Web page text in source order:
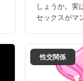
しょうか。実
セックスがマ
性交関係